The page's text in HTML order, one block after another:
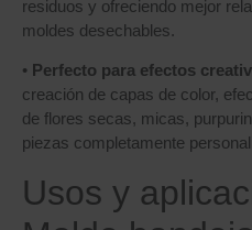
residuos y ofreciendo mejor
moldes desechables.
• Perfecto para efectos
creación de capas de color,
de flores secas, micas,
piezas completamente
Usos y